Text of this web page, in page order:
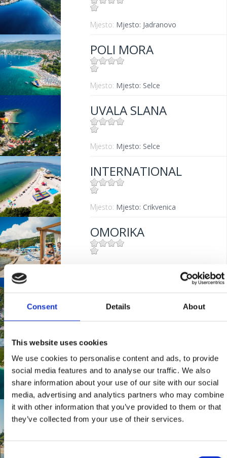
Consent Details About
This website uses cookies
We use cookies to personalise content and ads, to provide
social media features and to analyse our traffic. We also
share information about your use of our site with our social
media, advertising and analytics partners who may combine
it with other information that you’ve provided to them or that
they’ve collected from your use of their services.
Consent
Mjesto: Mjesto: Jadranovo
POLI MORA
Mjesto: Mjesto: Selce
UVALA SLANA
Mjesto: Mjesto: Selce
INTERNATIONAL
Mjesto: Mjesto: Crikvenica
OMORIKA
GRABROVA
Mjesto:Mjesto: Jadranovo
LANTERNA